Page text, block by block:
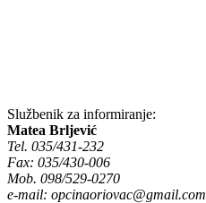
Službenik za informiranje:
Matea Brljević
Tel. 035/431-232
Fax: 035/430-006
Mob. 098/529-0270
e-mail: opcinaoriovac@gmail.com